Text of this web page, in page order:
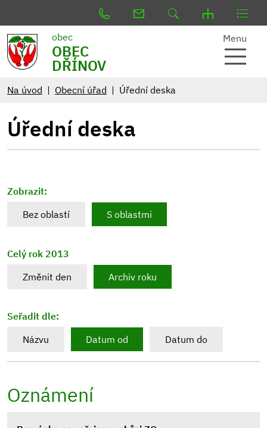
obec
OBEC
DŘÍNOV
Menu
Na úvod Obecní úřad Úřední deska
Úřední deska
Zobrazit:
Bez oblastí
S oblastmi
Celý rok 2013
Změnit den
Archiv roku
Seřadit dle:
Názvu
Datum od Datum do
Oznámení